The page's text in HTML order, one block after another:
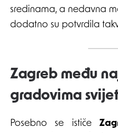
sredinama, a nedavna
dodatno su potvrdila
Zagreb među
gradovima
Posebno se ističe